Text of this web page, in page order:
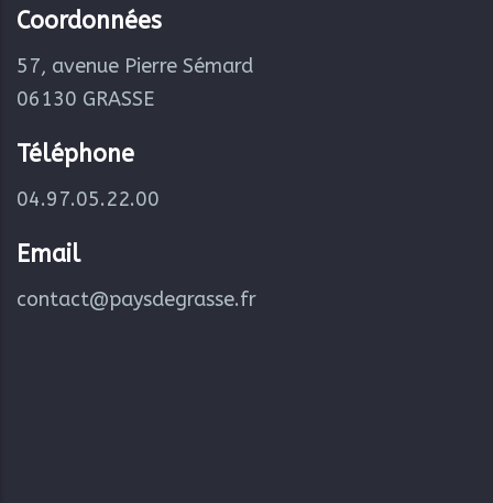
Coordonnées
57, avenue Pierre Sémard
06130 GRASSE
Téléphone
04.97.05.22.00
Email
contact@paysdegrasse.fr